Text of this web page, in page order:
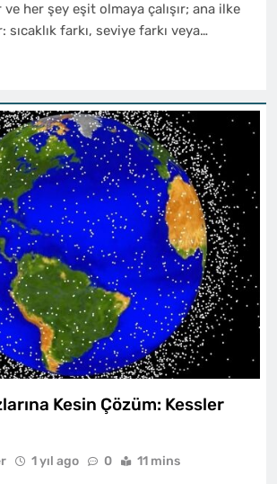
her şey eşit olmaya çalışır; ana ilke
sıcaklık farkı, seviye farkı veya…
Kesin Çözüm: Kessler
1 yıl ago 0 11 mins